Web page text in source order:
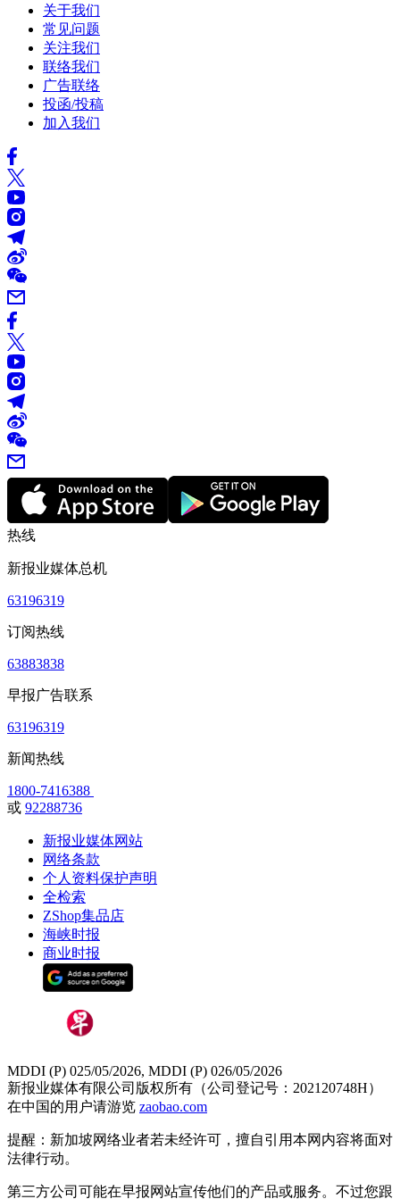
关于我们
常见问题
关注我们
联络我们
广告联络
投函/投稿
加入我们
热线
新报业媒体总机
63196319
订阅热线
63883838
早报广告联系
63196319
新闻热线
1800-7416388
或 92288736
新报业媒体网站
网络条款
个人资料保护声明
全检索
ZShop集品店
海峡时报
商业时报
MDDI (P) 025/05/2026, MDDI (P) 026/05/2026
新报业媒体有限公司版权所有（公司登记号：202120748H）
在中国的用户请游览 zaobao.com
提醒：新加坡网络业者若未经许可，擅自引用本网内容将面对
法律行动。
第三方公司可能在早报网站宣传他们的产品或服务。不过您跟